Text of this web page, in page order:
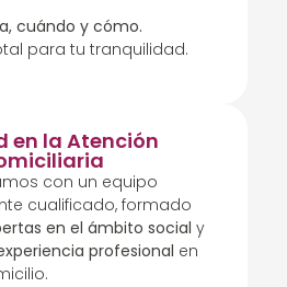
cuándo y cómo.
para tu tranquilidad.
en la Atención
con un equipo
cualificado, formado
en el ámbito social y
profesional en